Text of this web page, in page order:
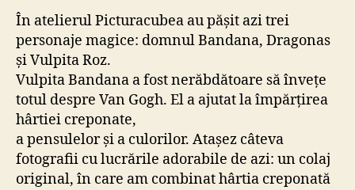
În atelierul Picturacubea au pășit azi trei
personaje magice: domnul Bandana, Dragonas
și Vulpita Roz.
Vulpita Bandana a fost nerăbdătoare să învețe
totul despre Van Gogh. El a ajutat la împărțirea
hârtiei creponate,
a pensulelor și a culorilor. Atașez câteva
fotografii cu lucrările adorabile de azi: un colaj
original, în care am combinat hârtia creponată